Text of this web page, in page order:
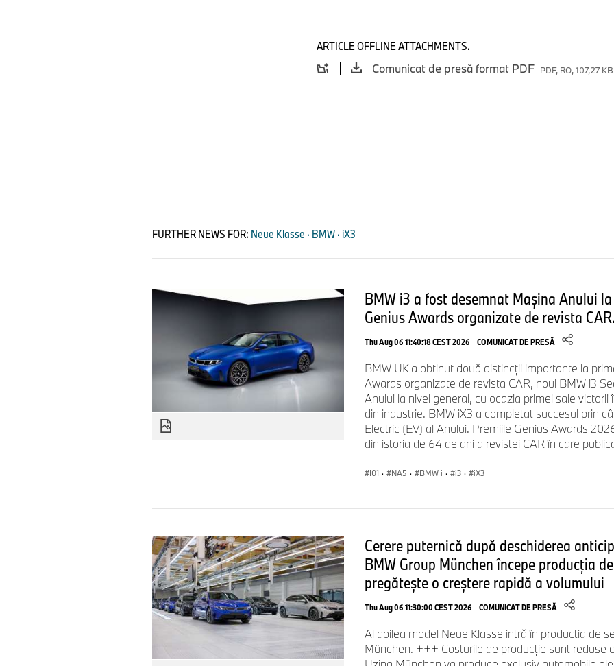
membri ai Consiliului de Administraţie şi participanţi la proiect.
Durata: 6:29 minute
Durata: 9:44 minute
Link Episodul 2:https://youtu.be/CKrLUixaWl4
Episodul 3: "Start of the New Design Language".Paşii
deveni semnificativi doar alături de paşi mari în design.
BMW Group Design, şi echipa lui au o oportunitate unică: să
design pentru toate modelele viitoare.
Durata: 4:25 minute
Link Episodul 3:https://youtu.be/8amA1rK_m-
Episodul 4: "The Digital Experience".
Company în cadrul BMW Group, şi echipa lui redefinesc
Durata: 6:44 minute
Link Episodul 4:https://youtu.be/bivniN7ksSg
Videoclipuri YouTube despre dezvoltarea durabilă şi
Cu noul BMW iX3, BMW Group demonstrează cum o
ARTICLE OFFLINE ATTACHMENTS.
Comunicat de presă format PDF PDF, RO, 107,27 KB
FURTHER NEWS FOR: Neue Klasse · BMW · iX3
BMW i3 a fost desemnat Mașina Anului
Genius Awards organizate de revista CAR.
Thu Aug 06 11:40:18 CEST 2026 COMUNICAT DE PRESĂ
BMW UK a obținut două distincții importante la
Awards organizate de revista CAR, noul BMW i3
Anului la nivel general, cu ocazia primei sale
din industrie. BMW iX3 a completat succesul prin
Electric (EV) al Anului. Premiile Genius Awards
din istoria de 64 de ani a revistei CAR în care
I01 · NA5 · BMW i · i3 · iX3
Cerere puternică după deschiderea
BMW Group München începe producția
pregătește o creștere rapidă a volumului
Thu Aug 06 11:30:00 CEST 2026 COMUNICAT DE PRESĂ
Al doilea model Neue Klasse intră în producția de
München. +++ Costurile de producție sunt reduse